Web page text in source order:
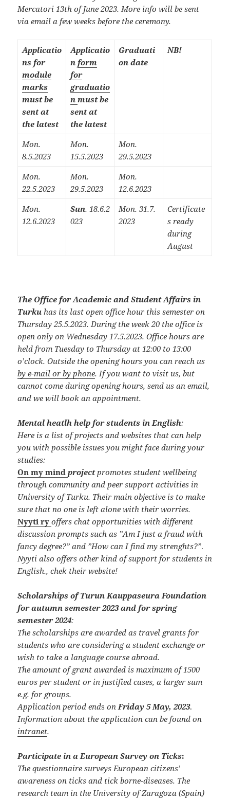
Mercatori 13th of June 2023. More info will be sent
via email a few weeks before the ceremony.
Applicatio
ns for
module
marks
must be
sent at
the latest
Applicatio
n form
for
graduatio
n must be
sent at
the latest
Graduati
on dat​e
NB!
Mon.
8.5.2023
Mon.
15.5.2023
Mon.
29.5.2023
Mon.
22.5.2023
Mon.
29.5.2023
Mon.
12.6.2023
Mon.
12.6.2023
Sun. 18.6.2
023
Mon. 31.7.
2023
Certificate
s ready
during
August
The Office for Academic and Student Affairs in
Turku has its last open office hour this semester on
Thursday 25.5.2023. During the week 20 the office is
open only on Wednesday 17.5.2023. Office hours are
held from Tuesday to Thursday at 12:00 to 13:00
o’clock. Outside the opening hours you can reach us
by e-mail or by phone. If you want to visit us, but
cannot come during opening hours, send us an email,
and we will book an appointment.
Mental heatlh help for students in English:
Here is a list of projects and websites that can help
you with possible issues you might face during your
studies:
On my mind projectpromotes student wellbeing
through community and peer support activities in
University of Turku. Their main objective is to make
sure that no one is left alone with their worries.
Nyyti ryoffers chat opportunities with different
discussion prompts such as ”Am I just a fraud with
fancy degree?” and ”How can I find my strenghts?”.
Nyyti also offers other kind of support for students in
English., chek their website!
Scholarships of Turun Kauppaseura Foundation
for autumn semester 2023 and for spring
semester 2024:
The scholarships are awarded as travel grants for
students who are considering a student exchange or
wish to take a language course abroad.
The amount of grant awarded is maximum of 1500
euros per student or in justified cases, a larger sum
e.g. for groups.
Application period endson Friday 5 May, 2023.
Information about the application can be found on
intranet.
Participate in a European Survey on Ticks:
The questionnaire surveys European citizens’
awareness on ticks and tick borne-diseases. The
research team in the University of Zaragoza (Spain)